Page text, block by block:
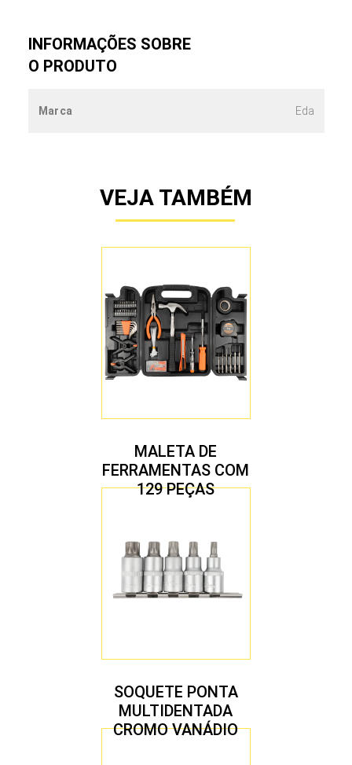
INFORMAÇÕES SOBRE
O PRODUTO
Marca Eda
VEJA TAMBÉM
MALETA DE
FERRAMENTAS COM
129 PEÇAS
SOQUETE PONTA
MULTIDENTADA
CROMO VANÁDIO